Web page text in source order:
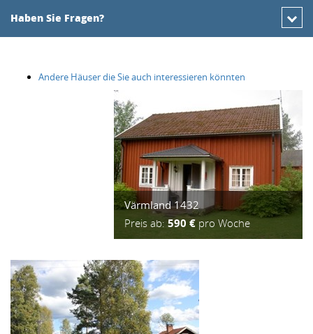
Haben Sie Fragen?
Andere Häuser die Sie auch interessieren könnten
Värmland 1432
Preis ab: 590 € pro Woche